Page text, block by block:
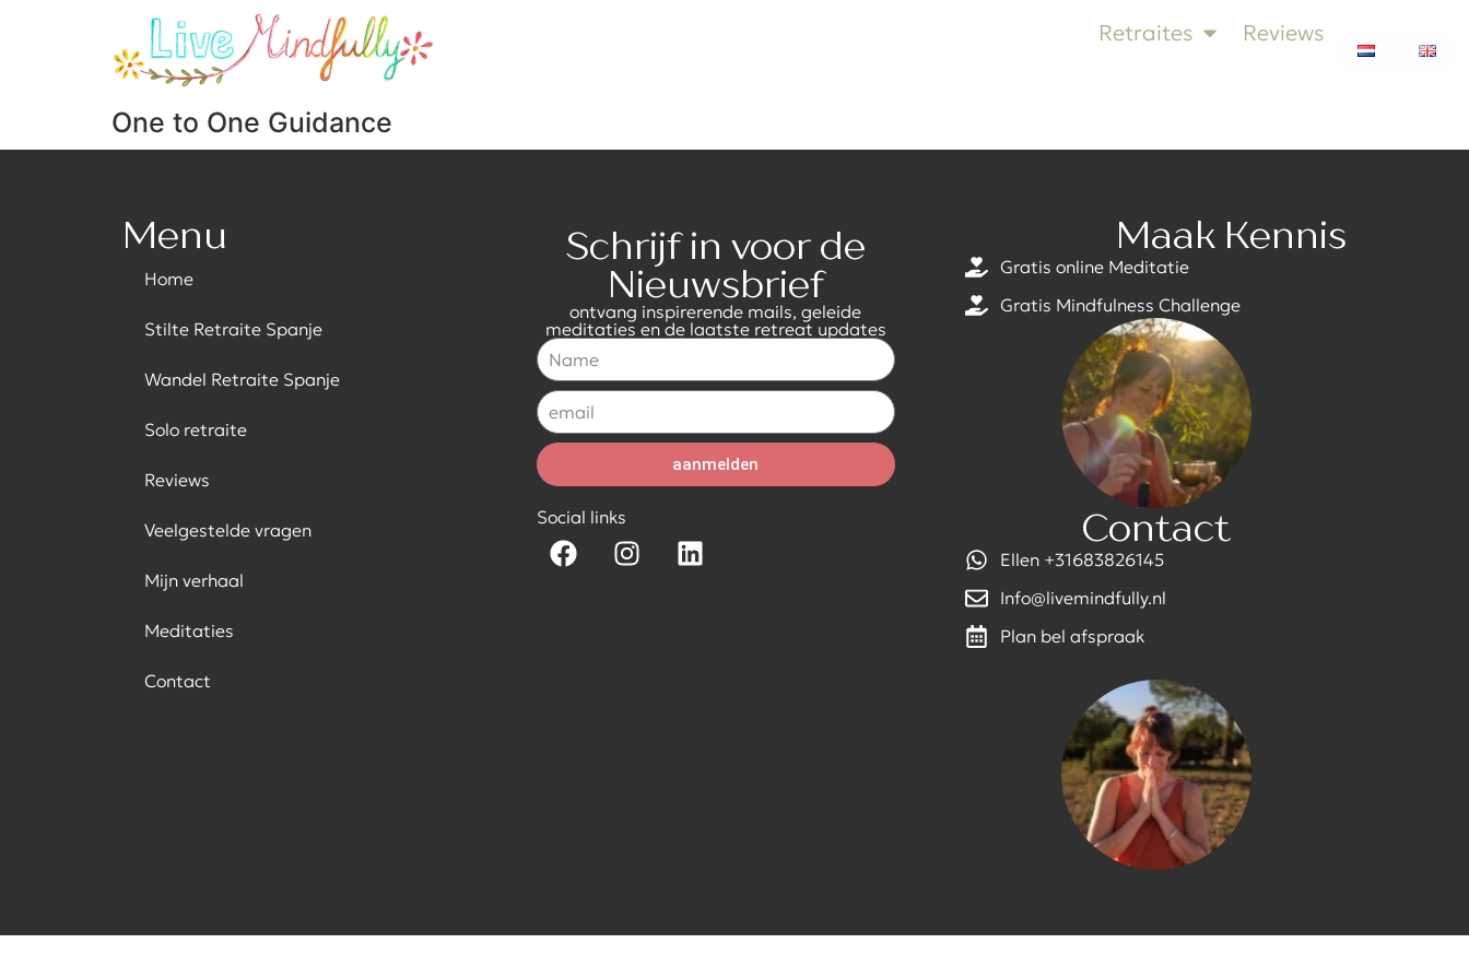
Retraites Reviews
One to One Guidance
Menu
Home
Stilte Retraite Spanje
Wandel Retraite Spanje
Solo retraite
Reviews
Veelgestelde vragen
Mijn verhaal
Meditaties
Contact
Schrijf in voor de
Nieuwsbrief
ontvang inspirerende mails, geleide
meditaties en de laatste retreat updates
aanmelden
Social links
Maak Kennis
Gratis online Meditatie
Gratis Mindfulness Challenge
Contact
Ellen +31683826145
Info@livemindfully.nl
Plan bel afspraak